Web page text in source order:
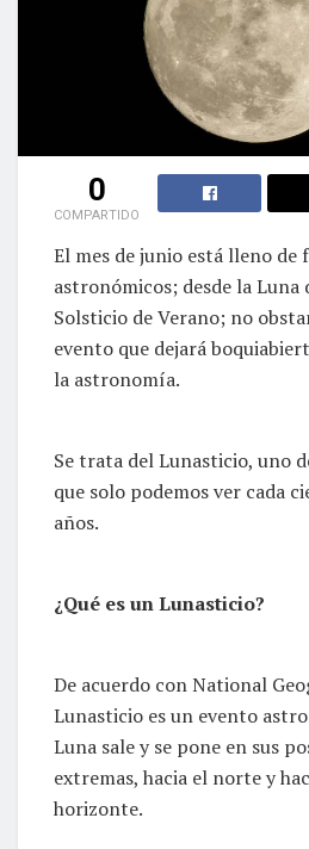
0
COMPARTIDO
El mes de junio está lleno de
astronómicos; desde la Luna
Solsticio de Verano; no
evento que dejará
la astronomía.
Se trata del Lunasticio, uno
que solo podemos ver cada
años.
¿Qué es un Lunasticio?
De acuerdo con National
Lunasticio es un evento
Luna sale y se pone en sus
extremas, hacia el norte y
horizonte.